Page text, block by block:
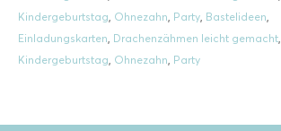
Kindergeburtstag, Ohnezahn, Party, Bastelideen,
Einladungskarten, Drachenzähmen leicht gemacht,
Kindergeburtstag, Ohnezahn, Party